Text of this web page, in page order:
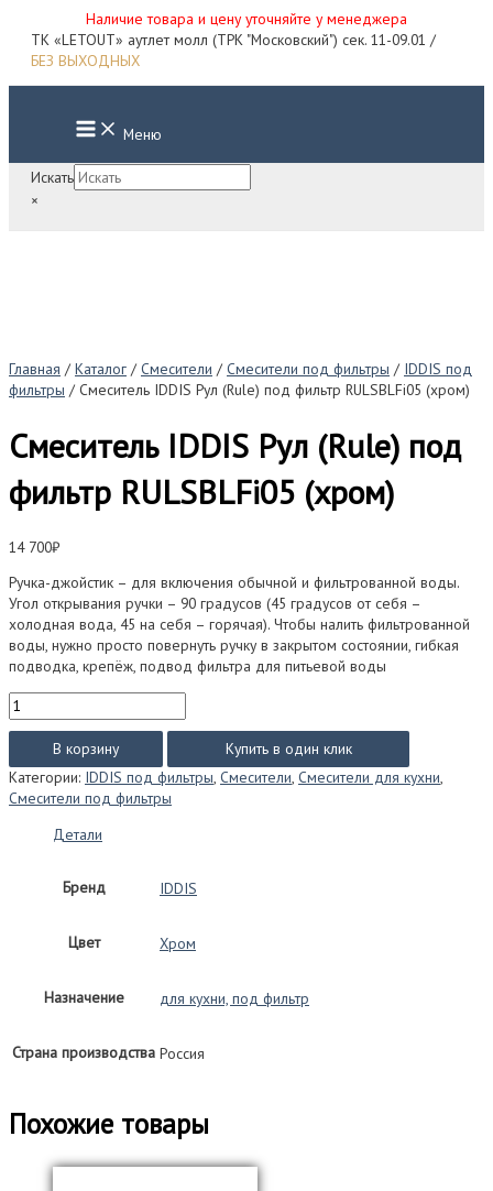
Наличие товара и цену уточняйте у менеджера
Перейти
ТК «LETOUT» аутлет молл (ТРК "Московский") сек. 11-09.01 /
БЕЗ ВЫХОДНЫХ
Main
Menu Меню
Искать
×
Главная / Каталог / Смесители / Смесители под фильтры / IDDIS под
фильтры / Смеситель IDDIS Рул (Rule) под фильтр RULSBLFi05 (хром)
Смеситель IDDIS Рул (Rule) под
фильтр RULSBLFi05 (хром)
14 700₽
Ручка-джойстик – для включения обычной и фильтрованной воды.
Угол открывания ручки – 90 градусов (45 градусов от себя –
холодная вода, 45 на себя – горячая). Чтобы налить фильтрованной
воды, нужно просто повернуть ручку в закрытом состоянии, гибкая
подводка, крепёж, подвод фильтра для питьевой воды
Количество
товара
Смеситель
IDDIS
Рул
(Rule)
В корзину
Купить в один клик
Категории: IDDIS под фильтры, Смесители, Смесители для кухни,
Смесители под фильтры
Детали
Бренд IDDIS
Цвет Хром
Назначение для кухни, под фильтр
Страна производства Россия
Похожие товары